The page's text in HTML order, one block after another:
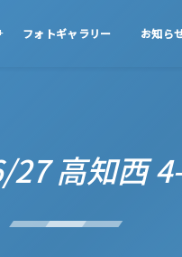
フォトギャラリー お知ら
27 高知西